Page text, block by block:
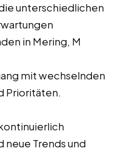
unterschiedlichen
in Mering, M
mit wechselnden
Prioritäten.
Trends und